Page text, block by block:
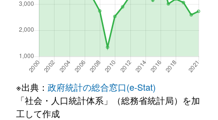
※出典： 政府統計の総合窓口(e-Stat)
「社会・人口統計体系」（総務省統計局）を加
工して作成